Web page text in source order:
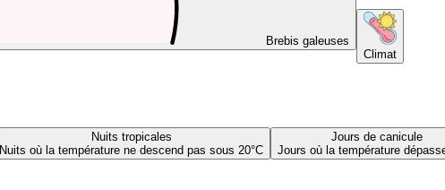
Brebis galeuses
Climat
Nuits tropicales
Nuits où la température ne descend pas sous 20°C
Jours de canicule
Jours où la température